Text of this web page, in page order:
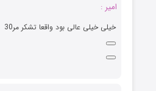
امیر :
خیلی خیلی عالی بود واقعا تشکر مر30